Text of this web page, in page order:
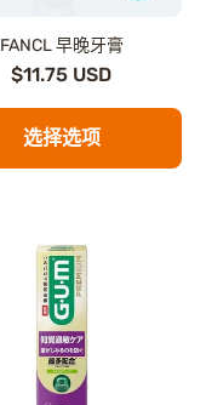
FANCL 早晚牙膏
$11.75 USD
选择选项